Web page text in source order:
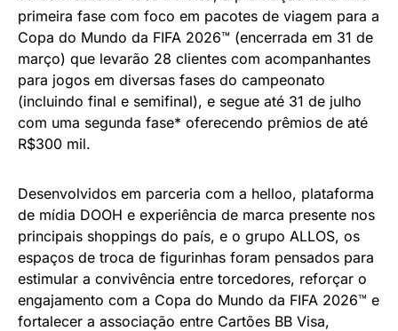
primeira fase com foco em pacotes de viagem para a
Copa do Mundo da FIFA 2026™ (encerrada em 31 de
março) que levarão 28 clientes com acompanhantes
para jogos em diversas fases do campeonato
(incluindo final e semifinal), e segue até 31 de julho
com uma segunda fase* oferecendo prêmios de até
R$300 mil.
Desenvolvidos em parceria com a helloo, plataforma
de mídia DOOH e experiência de marca presente nos
principais shoppings do país, e o grupo ALLOS, os
espaços de troca de figurinhas foram pensados para
estimular a convivência entre torcedores, reforçar o
engajamento com a Copa do Mundo da FIFA 2026™ e
fortalecer a associação entre Cartões BB Visa,